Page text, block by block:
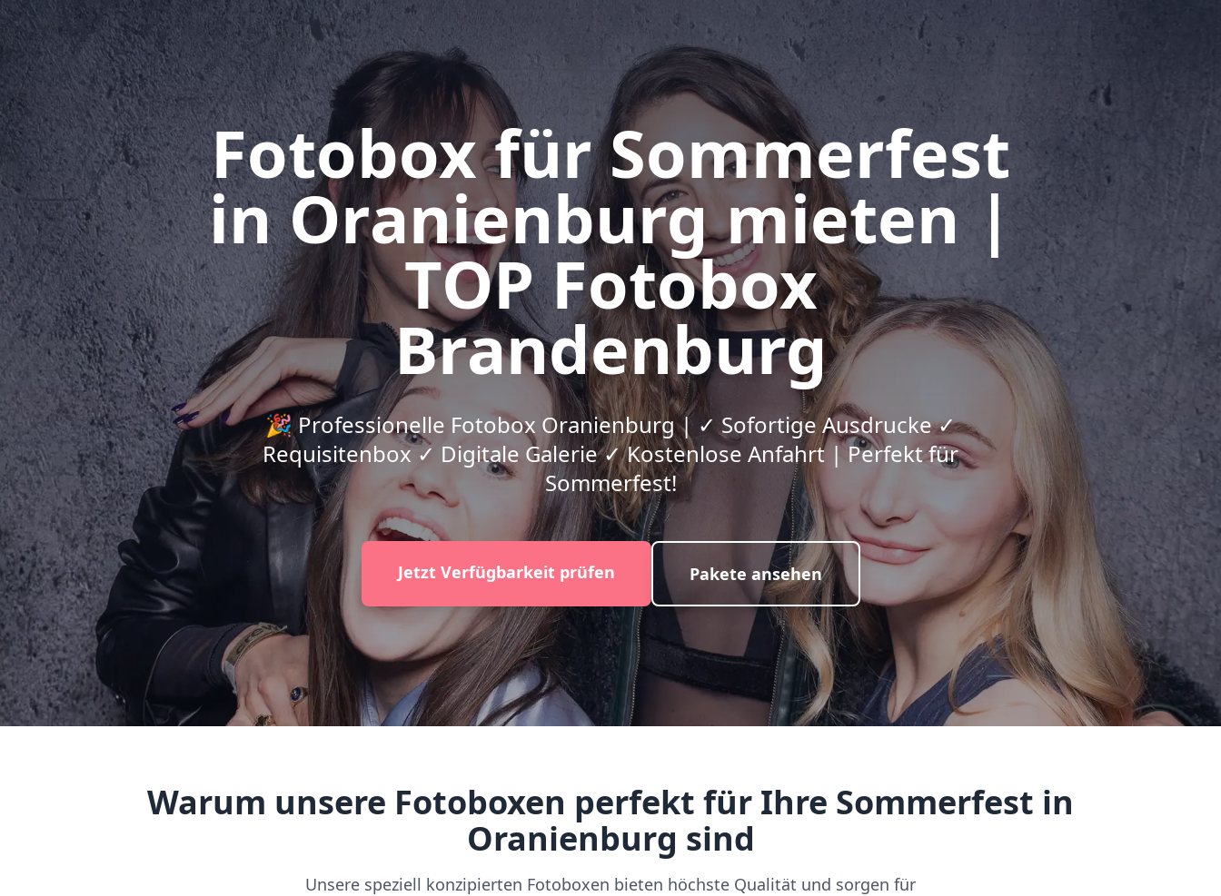
Fotobox für Sommerfest
in Oranienburg mieten |
TOP Fotobox
Brandenburg
🎉 Professionelle Fotobox Oranienburg | ✓ Sofortige Ausdrucke ✓
Requisitenbox ✓ Digitale Galerie ✓ Kostenlose Anfahrt | Perfekt für
Sommerfest!
Jetzt Verfügbarkeit prüfen Pakete ansehen
Warum unsere Fotoboxen perfekt für Ihre Sommerfest in
Oranienburg sind
Unsere speziell konzipierten Fotoboxen bieten höchste Qualität und sorgen für